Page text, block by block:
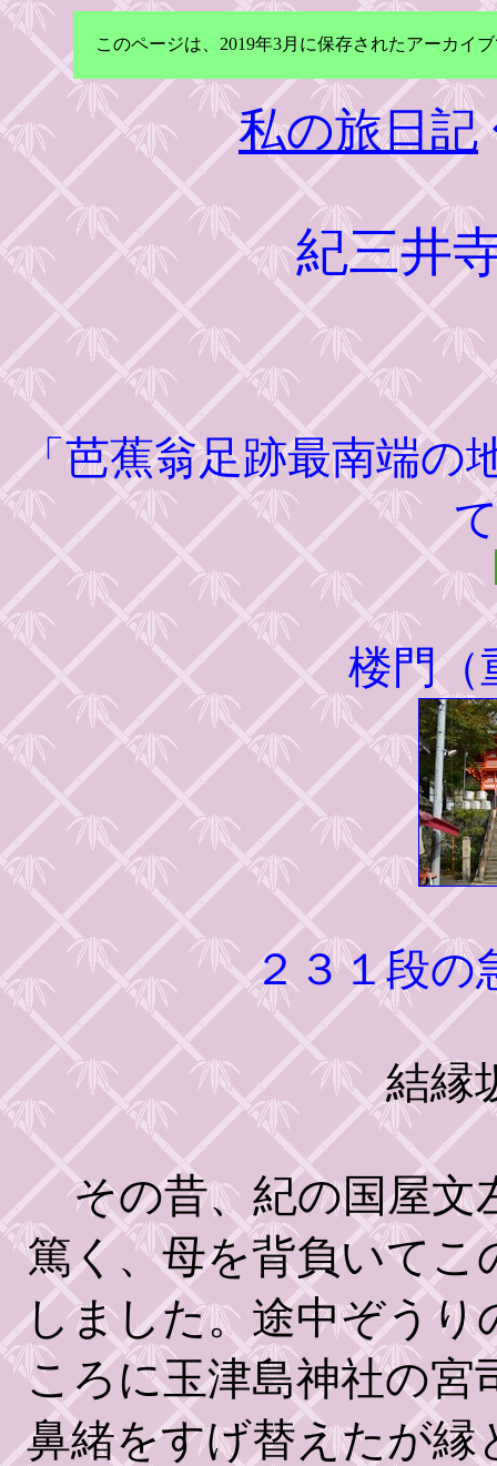
このページは、2019年3月に保存されたアーカイ
私の旅日記
紀三井
「芭蕉翁足跡最南端の
楼門（
２３１段の
結縁
その昔、紀の国屋文
篤く、母を背負いてこ
しました。途中ぞうり
ころに玉津島神社の宮
鼻緒をすげ替えたが縁